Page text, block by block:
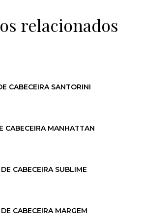
relacionados
CABECEIRA SANTORINI
CABECEIRA MANHATTAN
CABECEIRA SUBLIME
CABECEIRA MARGEM